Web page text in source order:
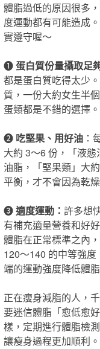
體脂過低的原因很多
度運動都有可能造成
實遵守喔～
❶蛋白質份量攝取足
都是蛋白質吃得太少
質，一份大約女生半
蛋類都是不錯的選擇。
❷ 吃堅果、用好油 ：
大約 3～6 份，「液
油脂，「堅果類」大
平衡，才不會因為乾
❸適度運動： 許多想
有補充適量營養和好
體脂在正常標準之內
120～140 的中等強
端的運動強度降低體脂
正在瘦身減脂的人，
要迷信體脂「愈低愈
樣，定期進行體脂檢
讓瘦身過程更加順利。